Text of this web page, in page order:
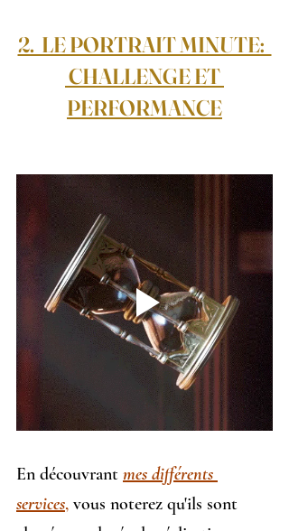
2.  LE PORTRAIT MINUTE:
CHALLENGE ET
PERFORMANCE
En découvrant mes différents
services, vous noterez qu'ils sont